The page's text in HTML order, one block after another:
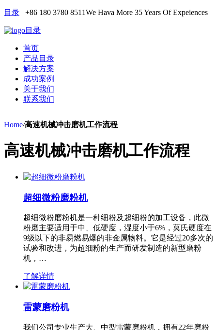
目录 +86 180 3780 8511We Hava More 35 Years Of Expeiences
目录
首页
产品目录
解决方案
成功案例
关于我们
联系我们
Home/高速机械冲击磨机工作流程
高速机械冲击磨机工作流程
超细微粉磨粉机
超细微粉磨粉机是一种细粉及超细粉的加工设备，此微
粉磨主要适用于中、低硬度，湿度小于6%，莫氏硬度在
9级以下的非易燃易爆的非金属物料。它是经过20多次的
试验和改进，为超细粉的生产而研发制造的新型磨粉
机，…
了解详情
雷蒙磨粉机
我们公司专业生产大、中型雷蒙磨粉机，拥有22年磨粉